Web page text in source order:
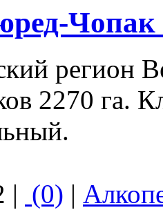
Чопак
регион
2270 га.
| (0) |